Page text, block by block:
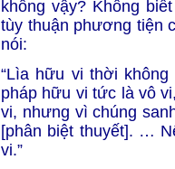
không vậy? Không
tùy thuận phương tiện
nói:
“Lìa hữu vi thời
pháp hữu vi tức là vô
vi, nhưng vì chúng
[phân biệt thuyết]. …
vi.”